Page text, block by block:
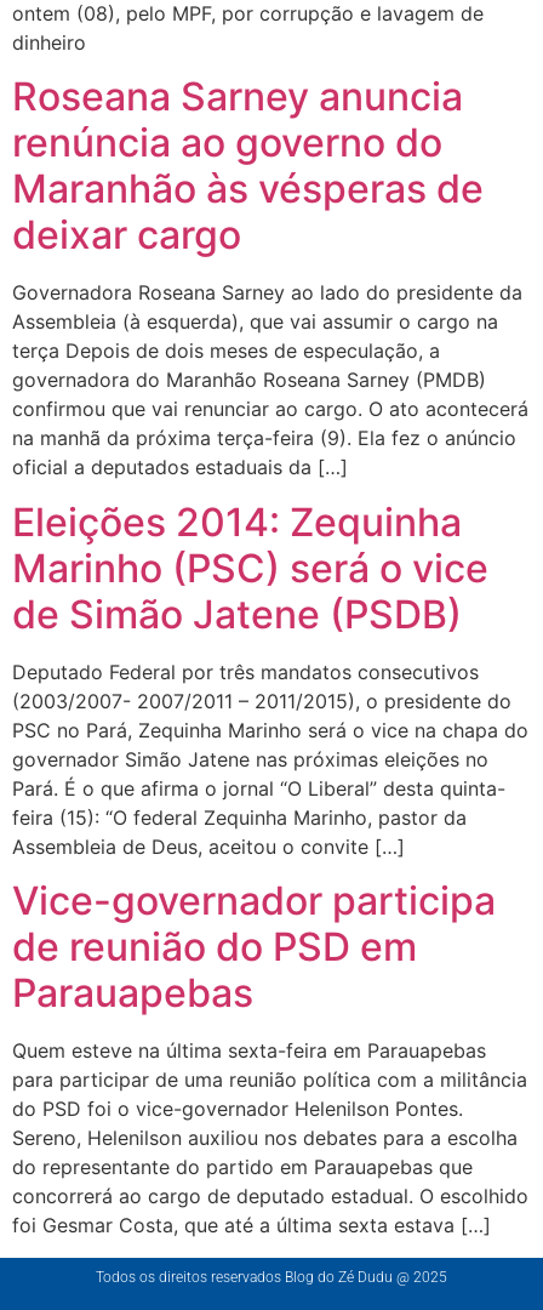
ontem (08), pelo MPF, por corrupção e lavagem de
dinheiro
Roseana Sarney anuncia
renúncia ao governo do
Maranhão às vésperas de
deixar cargo
Governadora Roseana Sarney ao lado do presidente da
Assembleia (à esquerda), que vai assumir o cargo na
terça Depois de dois meses de especulação, a
governadora do Maranhão Roseana Sarney (PMDB)
confirmou que vai renunciar ao cargo. O ato acontecerá
na manhã da próxima terça-feira (9). Ela fez o anúncio
oficial a deputados estaduais da […]
Eleições 2014: Zequinha
Marinho (PSC) será o vice
de Simão Jatene (PSDB)
Deputado Federal por três mandatos consecutivos
(2003/2007- 2007/2011 – 2011/2015), o presidente do
PSC no Pará, Zequinha Marinho será o vice na chapa do
governador Simão Jatene nas próximas eleições no
Pará. É o que afirma o jornal “O Liberal” desta quinta-
feira (15): “O federal Zequinha Marinho, pastor da
Assembleia de Deus, aceitou o convite […]
Vice-governador participa
de reunião do PSD em
Parauapebas
Quem esteve na última sexta-feira em Parauapebas
para participar de uma reunião política com a militância
do PSD foi o vice-governador Helenilson Pontes.
Sereno, Helenilson auxiliou nos debates para a escolha
do representante do partido em Parauapebas que
concorrerá ao cargo de deputado estadual. O escolhido
foi Gesmar Costa, que até a última sexta estava […]
Todos os direitos reservados Blog do Zé Dudu @ 2025